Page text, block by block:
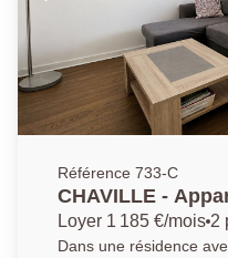
Référence 733-C
CHAVILLE -
Loyer 1 185 €/mois 2
Dans une résidence